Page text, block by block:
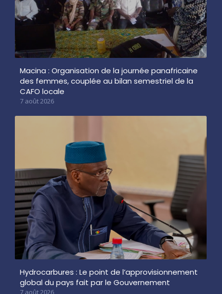
Macina : Organisation de la journée panafricaine
des femmes, couplée au bilan semestriel de la
CAFO locale
7 août 2026
Hydrocarbures : Le point de l’approvisionnement
global du pays fait par le Gouvernement
7 août 2026